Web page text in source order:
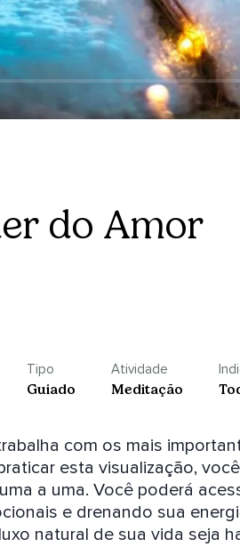
do Amor
Tipo
Guiado
Atividade
Meditação
com os mais
esta visualização,
a uma. Você poderá
e drenando sua
natural de sua vida seja